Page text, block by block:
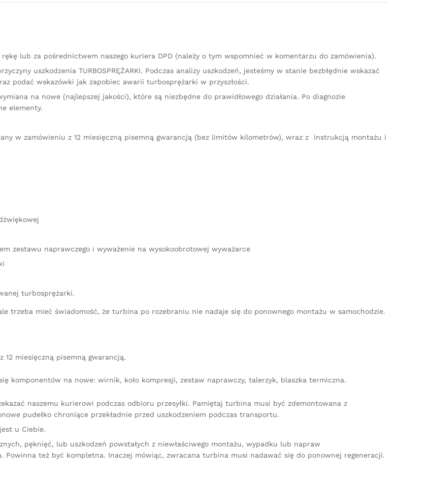
quantity
rękę lub za pośrednictwem naszego kuriera DPD (należy o tym wspomnieć w komentarzu do zamówienia).
uszkodzenia TURBOSPRĘŻARKI. Podczas analizy uszkodzeń, jesteśmy w stanie bezbłędnie wskazać
podać wskazówki jak zapobiec awarii turbosprężarki w przyszłości.
na nowe (najlepszej jakości), które są niezbędne do prawidłowego działania. Po diagnozie
elementy.
w zamówieniu z 12 miesięczną pisemną gwarancją (bez limitów kilometrów), wraz z instrukcją montażu i
zestawu naprawczego i wyważenie na wysokoobrotowej wyważarce
turbosprężarki.
trzeba mieć świadomość, że turbina po rozebraniu nie nadaje się do ponownego montażu w samochodzie.
12 miesięczną pisemną gwarancją.
komponentów na nowe: wirnik, koło kompresji, zestaw naprawczy, talerzyk, blaszka termiczna.
naszemu kurierowi podczas odbioru przesyłki. Pamiętaj turbina musi być zdemontowana z
pudełko chroniące przekładnie przed uszkodzeniem podczas transportu.
u Ciebie.
pęknięć, lub uszkodzeń powstałych z niewłaściwego montażu, wypadku lub napraw
Powinna też być kompletna. Inaczej mówiąc, zwracana turbina musi nadawać się do ponownej regeneracji.